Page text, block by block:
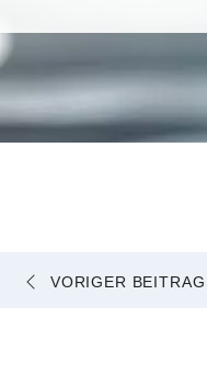
VORIGER BEITRAG